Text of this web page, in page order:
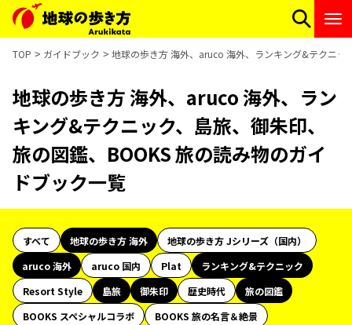
TOP ガイドブック 地球の歩き方 海外、aruco 海外、ランキング&テクニッ
地球の歩き方 海外、aruco 海外、ラン
キング&テクニック、島旅、御朱印、
旅の図鑑、BOOKS 旅の読み物のガイ
ドブック一覧
すべて 地球の歩き方 海外
地球の歩き方 Jシリーズ（国内）
aruco 海外
aruco 国内 Plat
ランキング&テクニック
Resort Style
島旅 御朱印 歴史時代
旅の図鑑
BOOKS スペシャルコラボ
BOOKS 旅の名言＆絶景